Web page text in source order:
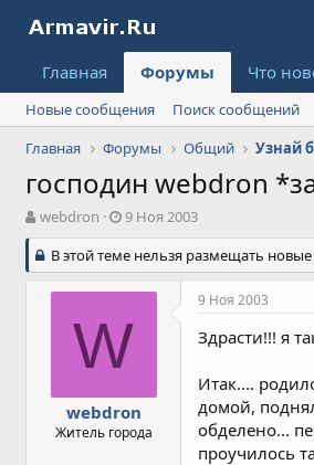
Главная Форумы Что
Новые сообщения
Поиск сообщений
Главная
Форумы Общий Узнай
господин webdron
А
т
о
webdron
Д
т
а
н
ч
а
а
9 Ноя 2003
В этой теме нельзя размещать новые
W
webdron
Житель города
9 Ноя 2003
Здрасти!!! я
Итак....
домой,
обделено...
проучилось